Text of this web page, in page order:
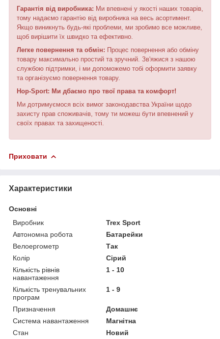
Гарантія від виробника: Ми впевнені у якості наших товарів,
тому надаємо гарантію від виробника на весь асортимент.
Якщо виникнуть будь-які проблеми, ми зробимо все можливе,
щоб вирішити їх швидко та ефективно.
Легке повернення та обмін: Процес повернення або обміну
товару максимально простий та зручний. Зв'яжися з нашою
службою підтримки, і ми допоможемо тобі оформити заявку
та організуємо повернення товару.
Hop-Sport: Ми дбаємо про твої права та комфорт!
Ми дотримуємося всіх вимог законодавства України щодо
захисту прав споживачів, тому ти можеш бути впевнений у
своїх правах та захищеності.
Приховати
Характеристики
Основні
Виробник
Trex Sport
Автономна робота
Батарейки
Велоергометр
Так
Колір
Сірий
Кількість рівнів
навантаження
1 - 10
Кількість тренувальних
програм
1 - 9
Призначення
Домашнє
Система навантаження
Магнітна
Стан
Новий